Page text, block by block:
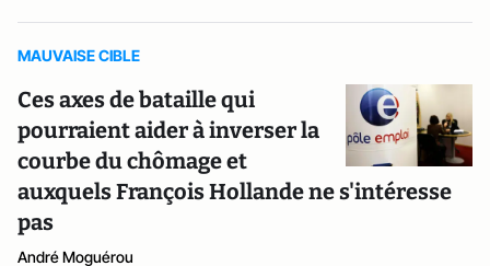
MAUVAISE CIBLE
Ces axes de bataille qui
pourraient aider à inverser la
courbe du chômage et
auxquels François Hollande ne s'intéresse
pas
André Moguérou